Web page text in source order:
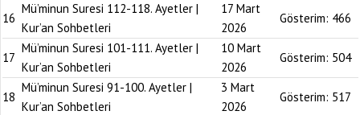
16
Mü’minun Suresi 112-118. Ayetler |
Kur’an Sohbetleri
17 Mart
2026
Gösterim: 466
17
Mü’minun Suresi 101-111. Ayetler |
Kur’an Sohbetleri
10 Mart
2026
Gösterim: 504
18
Mü’minun Suresi 91-100. Ayetler |
Kur’an Sohbetleri
3 Mart
2026
Gösterim: 517